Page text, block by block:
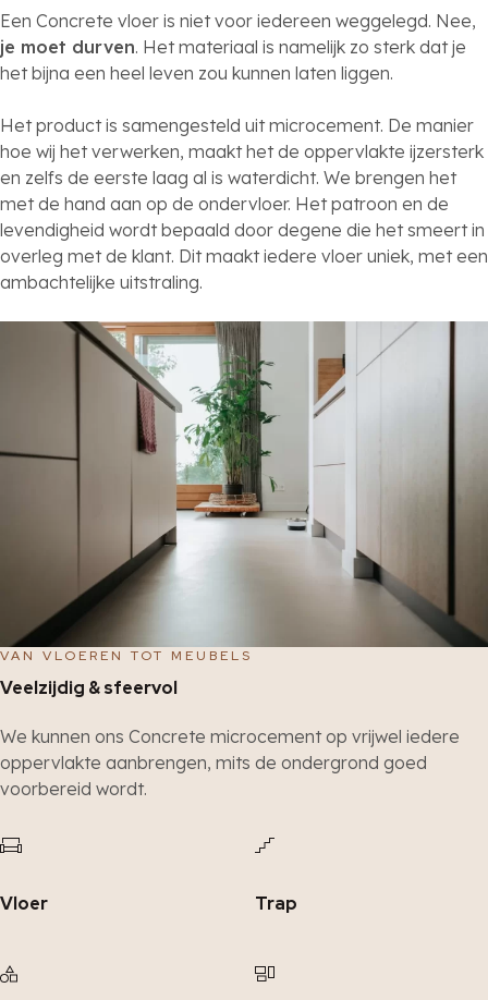
Een Concrete vloer is niet voor iedereen weggelegd. Nee,
je moet durven. Het materiaal is namelijk zo sterk dat je
het bijna een heel leven zou kunnen laten liggen.
Het product is samengesteld uit microcement. De manier
hoe wij het verwerken, maakt het de oppervlakte ijzersterk
en zelfs de eerste laag al is waterdicht. We brengen het
met de hand aan op de ondervloer. Het patroon en de
levendigheid wordt bepaald door degene die het smeert in
overleg met de klant. Dit maakt iedere vloer uniek, met een
ambachtelijke uitstraling.
VAN VLOEREN TOT MEUBELS
Veelzijdig & sfeervol
We kunnen ons Concrete microcement op vrijwel iedere
oppervlakte aanbrengen, mits de ondergrond goed
voorbereid wordt.
Vloer Trap